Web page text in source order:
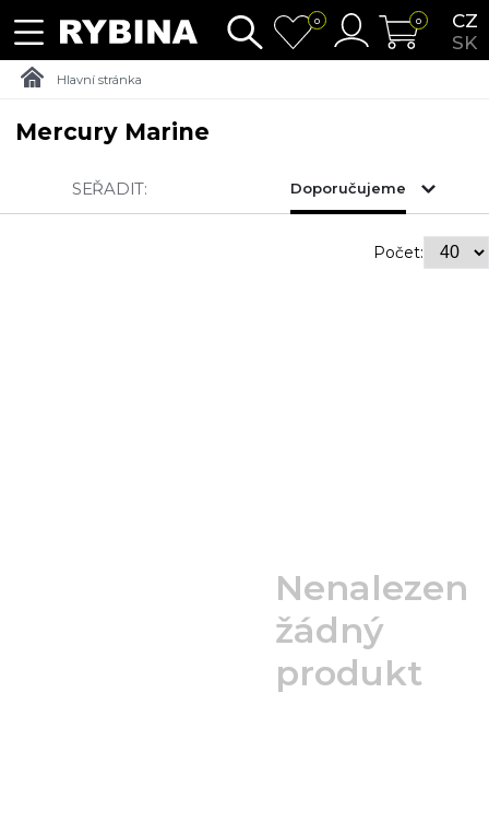
CZ
SK
0 0
Hlavní stránka
Mercury Marine
SEŘADIT: Doporučujeme
Počet:
Nenalezen
žádný
produkt